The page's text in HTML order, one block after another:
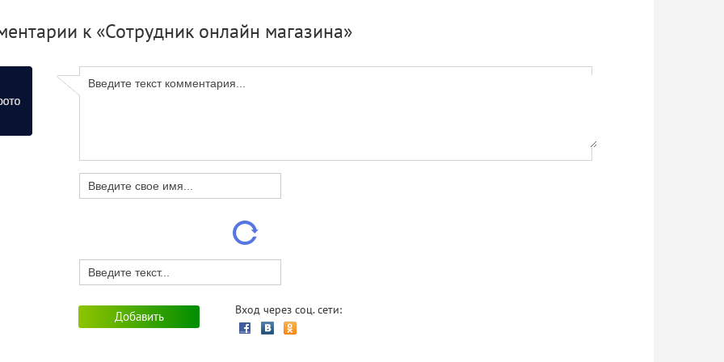
комплекса
MOBISCREN MS 952
угольный карьер
ТОРГОВОГО
к «Сотрудник онлайн магазина»
Вход через соц. сети: